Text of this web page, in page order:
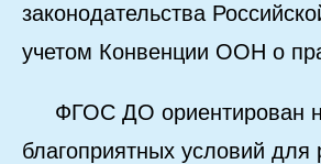
законодательства
учетом Конвенции ООН о
ФГОС ДО ориентирован
благоприятных условий для